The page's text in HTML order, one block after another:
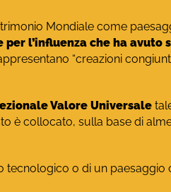
Mondiale come
l’influenza che ha avuto
“creazioni
Valore Universale
è collocato, sulla base di
o di un